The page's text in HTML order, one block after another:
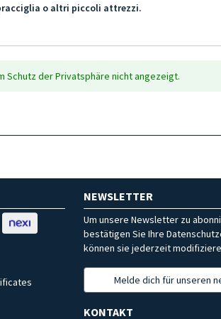
o altri piccoli attrezzi.
Schutz der Privatsphäre nicht angezeigt.
NEWSLETTER
Um unsere Newsletter zu
bestätigen Sie Ihre
können sie jederzeit
Melde dich für unseren
KONTAKT